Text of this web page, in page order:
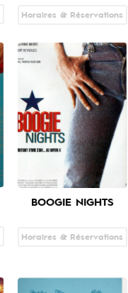
Horaires & Réservations
BOOGIE NIGHTS
Horaires & Réservations